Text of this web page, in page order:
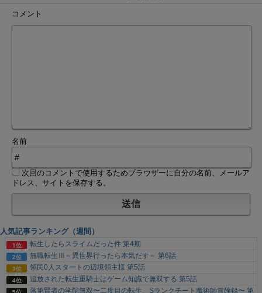
コメント
名前
次回のコメントで使用するためブラウザーに自分の名前、メールア
ドレス、サイトを保存する。
人気記事ランキング（週間）
転生したらスライムだった件 第4期
無職転生Ⅲ～異世界行ったら本気だす～ 第6話
領民0人スタートの辺境領主様 第5話
追放された転生重騎士はゲーム知識で無双する 第5話
落第賢者の学院無双〜二度目の転生、Sランクチート魔術師冒険録〜 第